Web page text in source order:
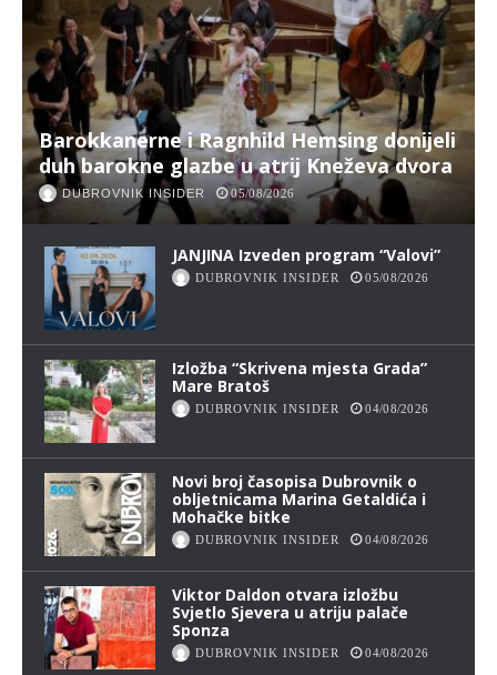
Barokkanerne i Ragnhild Hemsing donijeli
duh barokne glazbe u atrij Kneževa dvora
DUBROVNIK INSIDER 05/08/2026
JANJINA Izveden program “Valovi”
DUBROVNIK INSIDER 05/08/2026
Izložba “Skrivena mjesta Grada”
Mare Bratoš
DUBROVNIK INSIDER 04/08/2026
Novi broj časopisa Dubrovnik o
obljetnicama Marina Getaldića i
Mohačke bitke
DUBROVNIK INSIDER 04/08/2026
Viktor Daldon otvara izložbu
Svjetlo Sjevera u atriju palače
Sponza
DUBROVNIK INSIDER 04/08/2026